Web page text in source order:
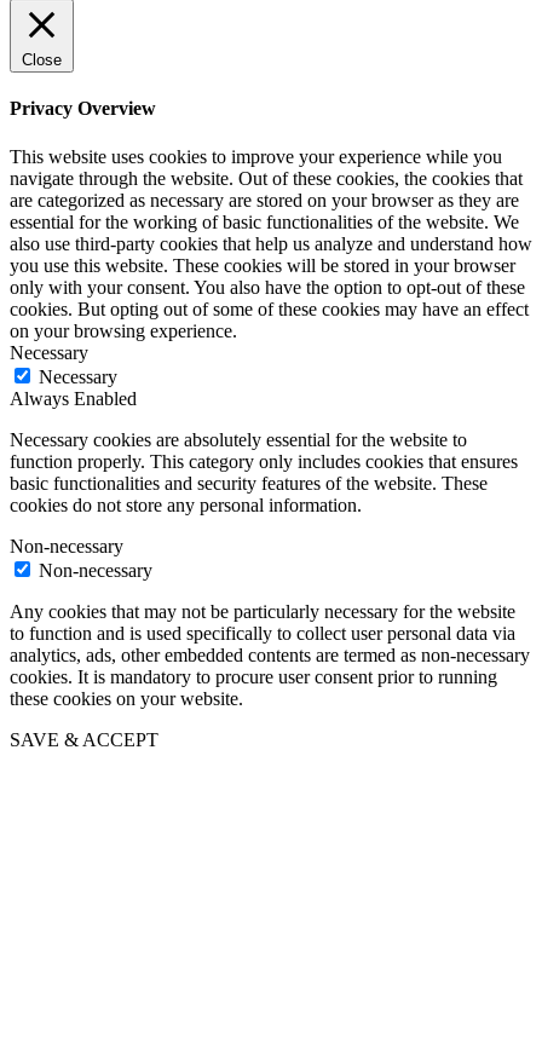
Close
Privacy Overview
This website uses cookies to improve your experience while you
navigate through the website. Out of these cookies, the cookies that
are categorized as necessary are stored on your browser as they are
essential for the working of basic functionalities of the website. We
also use third-party cookies that help us analyze and understand how
you use this website. These cookies will be stored in your browser
only with your consent. You also have the option to opt-out of these
cookies. But opting out of some of these cookies may have an effect
on your browsing experience.
Necessary
Necessary
Always Enabled
Necessary cookies are absolutely essential for the website to
function properly. This category only includes cookies that ensures
basic functionalities and security features of the website. These
cookies do not store any personal information.
Non-necessary
Non-necessary
Any cookies that may not be particularly necessary for the website
to function and is used specifically to collect user personal data via
analytics, ads, other embedded contents are termed as non-necessary
cookies. It is mandatory to procure user consent prior to running
these cookies on your website.
SAVE & ACCEPT